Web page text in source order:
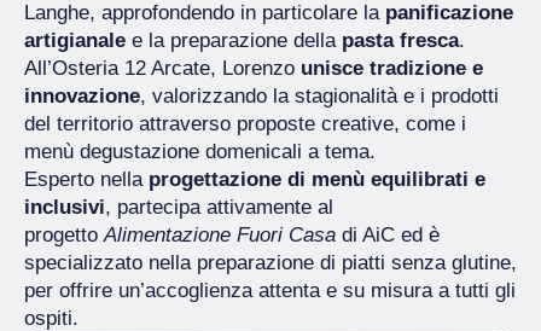
Langhe, approfondendo in particolare la panificazione
artigianale e la preparazione della pasta fresca.
All’Osteria 12 Arcate, Lorenzo unisce tradizione e
innovazione, valorizzando la stagionalità e i prodotti
del territorio attraverso proposte creative, come i
menù degustazione domenicali a tema.
Esperto nella progettazione di menù equilibrati e
inclusivi, partecipa attivamente al
progettoAlimentazione Fuori Casa di AiC ed è
specializzato nella preparazione di piatti senza glutine,
per offrire un’accoglienza attenta e su misura a tutti gli
ospiti.